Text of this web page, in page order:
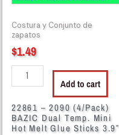
Costura y Conjunto de
zapatos
$1.49
Hot
Melt
Glue
Sticks
3.9"
quantity
Add to cart
22861 – 2090 (4/Pack)
BAZIC Dual Temp. Mini
Hot Melt Glue Sticks 3.9″